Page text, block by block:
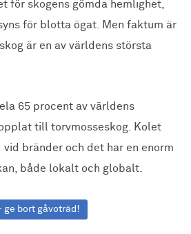
för skogens gömda hemlighet,
för blotta ögat. Men faktum är
är en av världens största
65 procent av världens
till torvmosseskog. Kolet
bränder och det har en enorm
både lokalt och globalt.
ge bort gåvoträd!